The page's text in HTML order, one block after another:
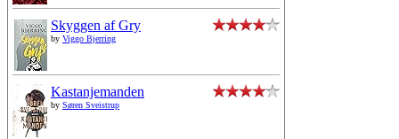
Skyggen af Gry
by Viggo Bjerring
Kastanjemanden
by Søren Sveistrup